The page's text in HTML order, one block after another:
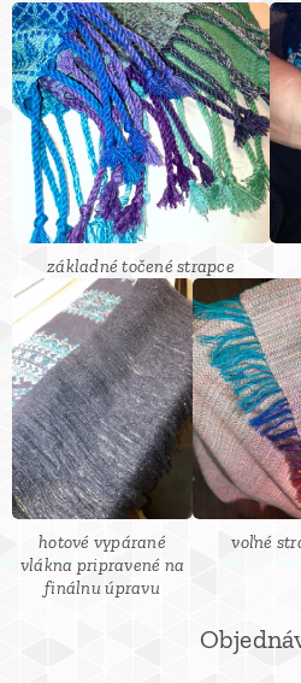
základné točené strapce
hotové vypárané
vlákna pripravené na
finálnu úpravu
voľné